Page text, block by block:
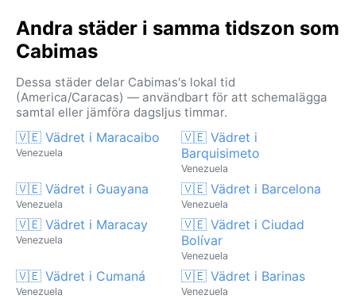
Andra städer i samma tidszon som
Cabimas
Dessa städer delar Cabimas's lokal tid
(America/Caracas) — användbart för att schemalägga
samtal eller jämföra dagsljus timmar.
🇻🇪 Vädret i Maracaibo
Venezuela
🇻🇪 Vädret i
Barquisimeto
Venezuela
🇻🇪 Vädret i Guayana
Venezuela
🇻🇪 Vädret i Barcelona
Venezuela
🇻🇪 Vädret i Maracay
Venezuela
🇻🇪 Vädret i Ciudad
Bolívar
Venezuela
🇻🇪 Vädret i Cumaná
Venezuela
🇻🇪 Vädret i Barinas
Venezuela